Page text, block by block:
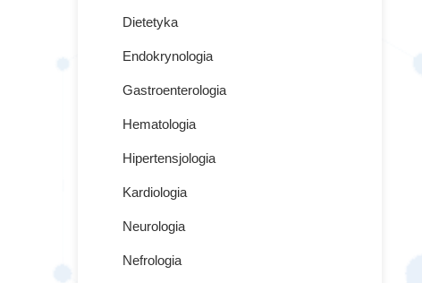
Dietetyka
Endokrynologia
Gastroenterologia
Hematologia
Hipertensjologia
Kardiologia
Neurologia
Nefrologia